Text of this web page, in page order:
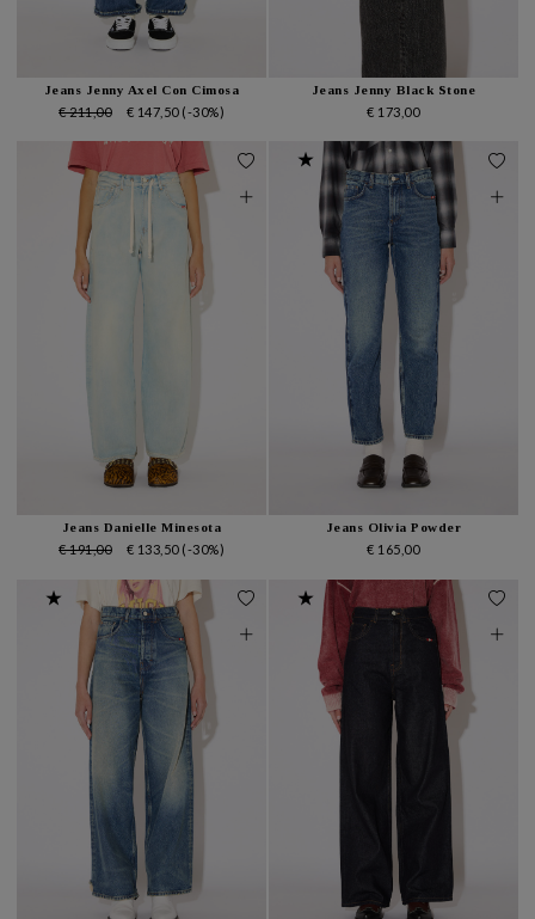
Jeans Jenny Axel Con Cimosa
€ 211,00 € 147,50 (-30%)
Jeans Jenny Black Stone
€ 173,00
Jeans Danielle Minesota
€ 191,00 € 133,50 (-30%)
★
Jeans Olivia Powder
€ 165,00
★ ★